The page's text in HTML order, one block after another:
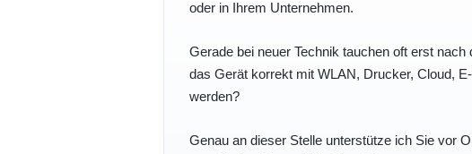
oder in Ihrem Unternehmen.
Gerade bei neuer Technik tauchen oft erst
das Gerät korrekt mit WLAN, Drucker, Cloud,
werden?
Genau an dieser Stelle unterstütze ich Sie vor